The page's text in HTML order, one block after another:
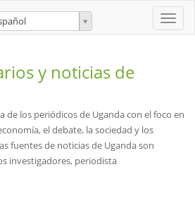
Toggle
y noticias de
de los periódicos de Uganda con el foco en
el debate, la sociedad y los
fuentes de noticias de Uganda son
investigadores, periodista